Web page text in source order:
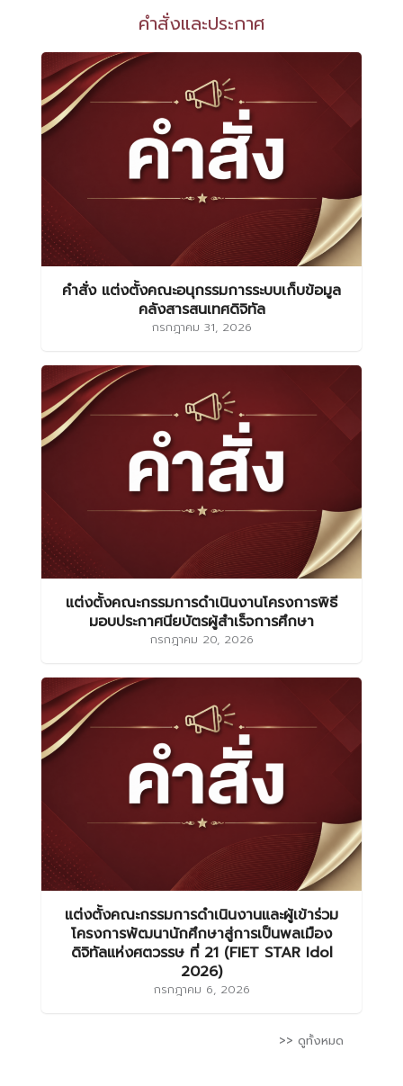
คำสั่งและประกาศ
คำสั่ง แต่งตั้งคณะอนุกรรมการระบบเก็บข้อมูล
คลังสารสนเทศดิจิทัล
กรกฎาคม 31, 2026
แต่งตั้งคณะกรรมการดำเนินงานโครงการพิธี
มอบประกาศนียบัตรผู้สำเร็จการศึกษา
กรกฎาคม 20, 2026
แต่งตั้งคณะกรรมการดำเนินงานและผู้เข้าร่วม
โครงการพัฒนานักศึกษาสู่การเป็นพลเมือง
ดิจิทัลแห่งศตวรรษ ที่ 21 (FIET STAR Idol
2026)
กรกฎาคม 6, 2026
>> ดูทั้งหมด